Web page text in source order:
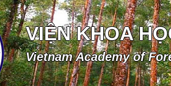
VIỆN KHOA
Vietnam Academy of